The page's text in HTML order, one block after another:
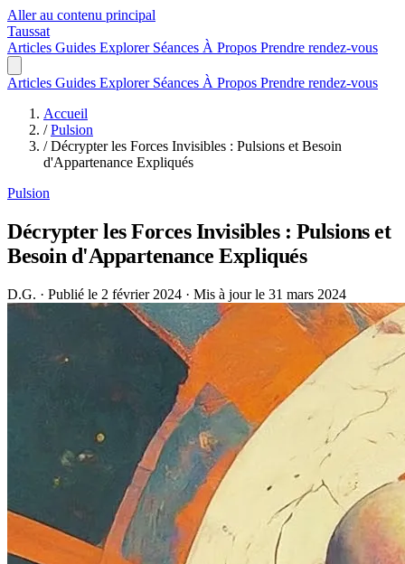
Aller au contenu principal
Taussat
Articles Guides Explorer Séances À Propos Prendre rendez-vous
Articles Guides Explorer Séances À Propos Prendre rendez-vous
Accueil
/ Pulsion
/ Décrypter les Forces Invisibles : Pulsions et Besoin
d'Appartenance Expliqués
Pulsion
Décrypter les Forces Invisibles : Pulsions et
Besoin d'Appartenance Expliqués
D.G. · Publié le 2 février 2024 · Mis à jour le 31 mars 2024